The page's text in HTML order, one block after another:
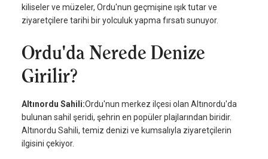
kiliseler ve müzeler, Ordu'nun geçmişine ışık tutar ve
ziyaretçilere tarihi bir yolculuk yapma fırsatı sunuyor.
Ordu'da Nerede Denize
Girilir?
Altınordu Sahili:Ordu'nun merkez ilçesi olan Altınordu'da
bulunan sahil şeridi, şehrin en popüler plajlarından biridir.
Altınordu Sahili, temiz denizi ve kumsalıyla ziyaretçilerin
ilgisini çekiyor.